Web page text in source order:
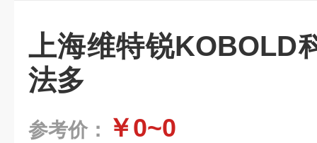
上海维特锐KOBOLD
法多
参考价： ￥0~0